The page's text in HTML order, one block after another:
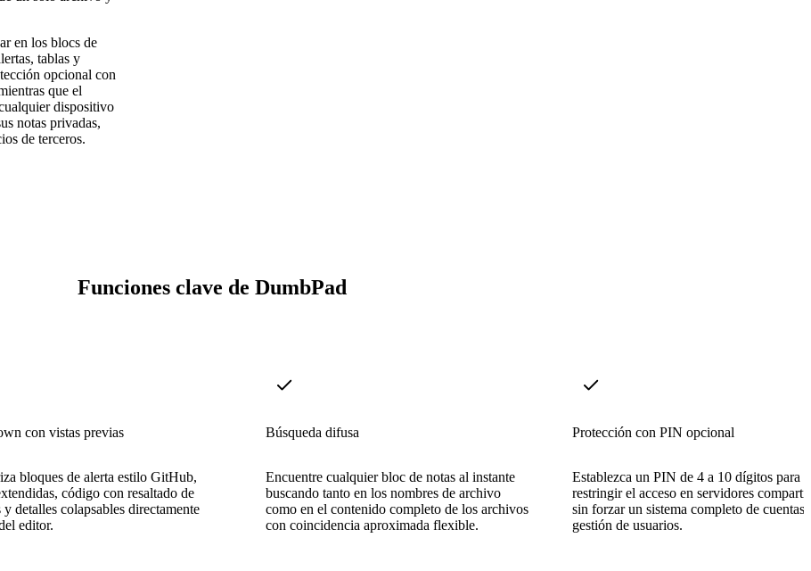
en los blocs de
tablas y
opcional con
que el
dispositivo
notas privadas,
de terceros.
Funciones clave de DumbPad
con vistas previas
bloques de alerta estilo GitHub,
código con resaltado de
y detalles colapsables directamente
editor.
Búsqueda difusa
Encuentre cualquier bloc de notas al instante
buscando tanto en los nombres de archivo
como en el contenido completo de los archivos
con coincidencia aproximada flexible.
Protección con PIN opcional
Establezca un PIN de 4 a 10 dígitos para
restringir el acceso en servidores
sin forzar un sistema completo de cuentas
gestión de usuarios.